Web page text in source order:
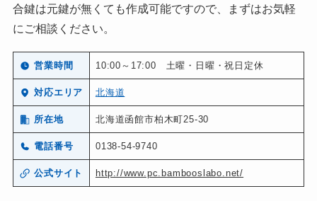
合鍵は元鍵が無くても作成可能ですので、まずはお気軽
にご相談ください。
営業時間 10:00～17:00 土曜・日曜・祝日定休
対応エリア 北海道
所在地 北海道函館市柏木町25-30
電話番号 0138-54-9740
公式サイト http://www.pc.bambooslabo.net/